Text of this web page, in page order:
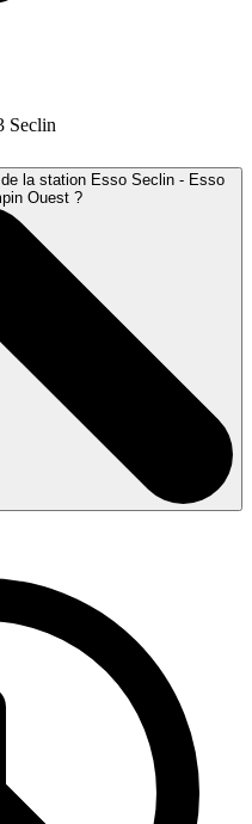
Seclin
la station Esso Seclin - Esso
Ouest ?